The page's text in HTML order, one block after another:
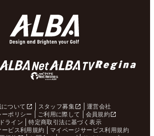
ついて スタッフ募集
運営会社
ーポリシー
ご利用に際して
会員規約
ライン
特定商取引法に基づく表示
ービス利用規約
マイページサービス利用規約